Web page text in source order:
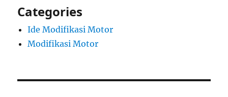
Categories
Ide Modifikasi Motor
Modifikasi Motor